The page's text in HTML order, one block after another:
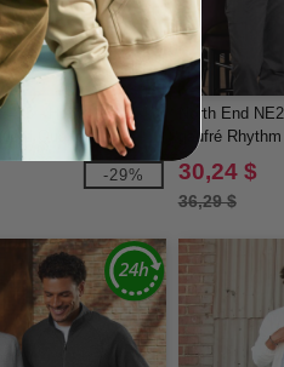
W1
- Hommes
Quarter-Zip
-29%
North End
gaufré
30,24 $
36,29 $